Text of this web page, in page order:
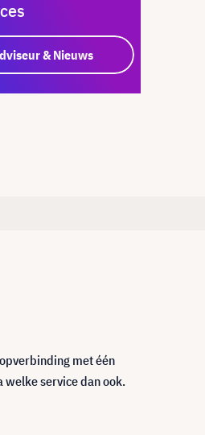
& Nieuws
met één
welke service dan ook.